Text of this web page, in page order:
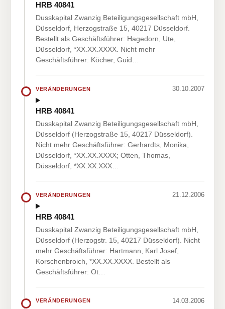
HRB 40841
Dusskapital Zwanzig Beteiligungsgesellschaft mbH,
Düsseldorf, Herzogstraße 15, 40217 Düsseldorf.
Bestellt als Geschäftsführer: Hagedorn, Ute,
Düsseldorf, *XX.XX.XXXX. Nicht mehr
Geschäftsführer: Köcher, Guid…
VERÄNDERUNGEN 30.10.2007
HRB 40841
Dusskapital Zwanzig Beteiligungsgesellschaft mbH,
Düsseldorf (Herzogstraße 15, 40217 Düsseldorf).
Nicht mehr Geschäftsführer: Gerhardts, Monika,
Düsseldorf, *XX.XX.XXXX; Otten, Thomas,
Düsseldorf, *XX.XX.XXX…
VERÄNDERUNGEN 21.12.2006
HRB 40841
Dusskapital Zwanzig Beteiligungsgesellschaft mbH,
Düsseldorf (Herzogstr. 15, 40217 Düsseldorf). Nicht
mehr Geschäftsführer: Hartmann, Karl Josef,
Korschenbroich, *XX.XX.XXXX. Bestellt als
Geschäftsführer: Ot…
VERÄNDERUNGEN 14.03.2006